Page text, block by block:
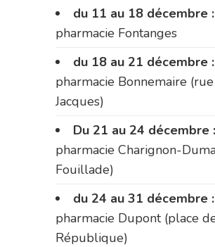
du 11 au 18 décembre :
pharmacie Fontanges
du 18 au 21 décembre :
pharmacie Bonnemaire
Jacques)
Du 21 au 24 décembre :
pharmacie Charignon-
Fouillade)
du 24 au 31 décembre :
pharmacie Dupont (place
République)